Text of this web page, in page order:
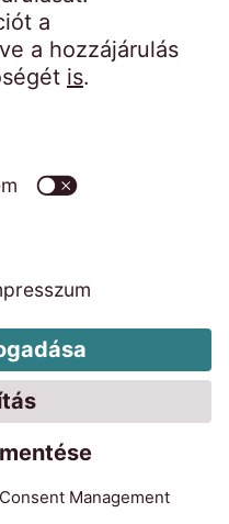
azEOS
hogy nemzetközileg
a
lehetővé
is. Ezáltal
és